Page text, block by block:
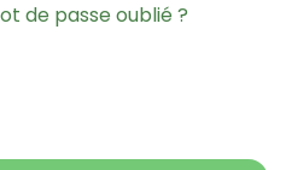
de passe oublié ?